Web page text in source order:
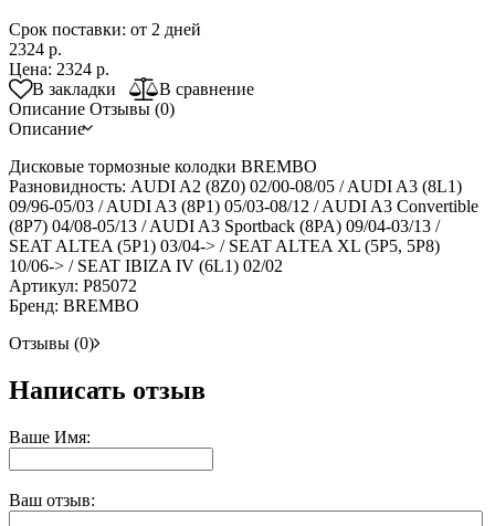
Срок поставки: от 2 дней
2324 р.
Цена: 2324 р.
В закладки
В сравнение
Описание Отзывы (0)
Описание
Дисковые тормозные колодки BREMBO
Разновидность: AUDI A2 (8Z0) 02/00-08/05 / AUDI A3 (8L1)
09/96-05/03 / AUDI A3 (8P1) 05/03-08/12 / AUDI A3 Convertible
(8P7) 04/08-05/13 / AUDI A3 Sportback (8PA) 09/04-03/13 /
SEAT ALTEA (5P1) 03/04-> / SEAT ALTEA XL (5P5, 5P8)
10/06-> / SEAT IBIZA IV (6L1) 02/02
Артикул: P85072
Бренд: BREMBO
Отзывы (0)
Написать отзыв
Ваше Имя:
Ваш отзыв: